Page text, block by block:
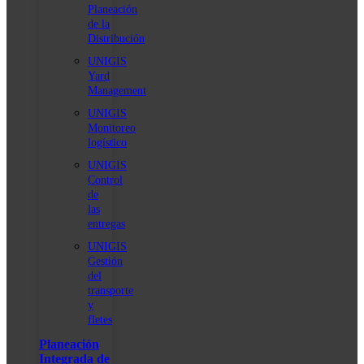
Planeación
de la
Distribución
UNIGIS
Yard
Management
UNIGIS
Monitoreo
logístico
UNIGIS
Control
de
las
entregas
UNIGIS
Gestión
del
transporte
y
fletes
Planeación
Integrada de